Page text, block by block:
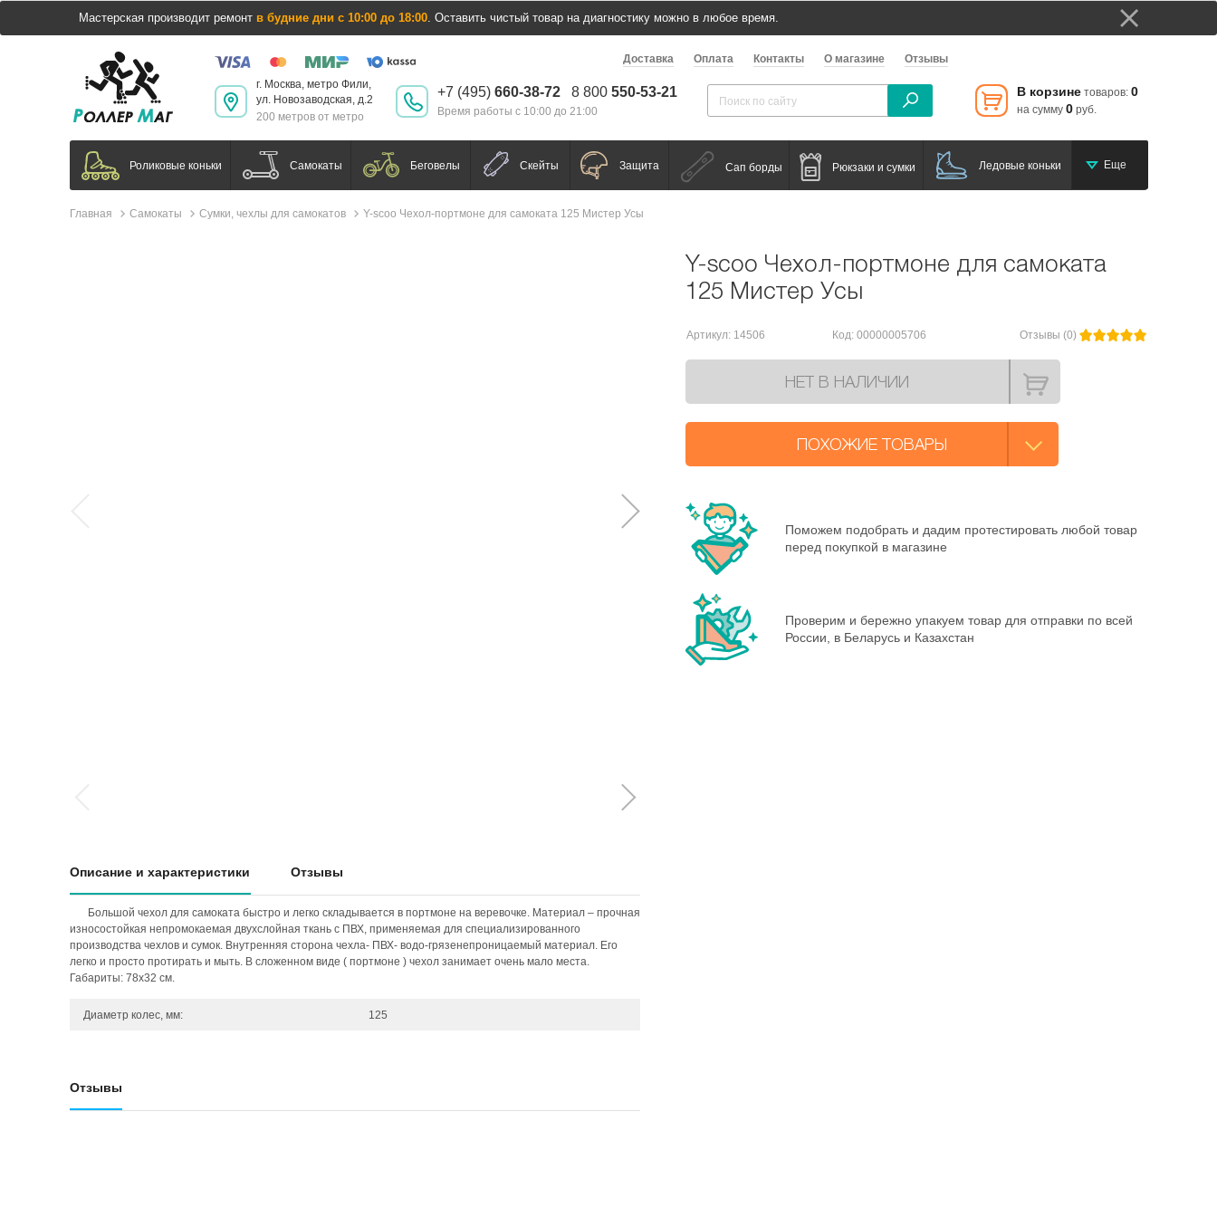
Мастерская производит ремонт в будние дни с 10:00 до 18:00. Оставить чистый товар на диагностику можно в любое время.
Доставка Оплата Контакты О магазине Отзывы
В корзине товаров: 0
на сумму 0 руб.
г. Москва, метро Фили,
ул. Новозаводская, д.2
200 метров от метро
+7 (495) 660-38-72 8 800 550-53-21
Время работы с 10:00 до 21:00
Роликовые коньки Самокаты Беговелы Скейты Защита Сап борды Рюкзаки и сумки Ледовые коньки Еще
Главная Самокаты Сумки, чехлы для самокатов Y-scoo Чехол-портмоне для самоката 125 Мистер Усы
Описание и характеристики Отзывы
Большой чехол для самоката быстро и легко складывается в портмоне на веревочке. Материал – прочная
износостойкая непромокаемая двухслойная ткань с ПВХ, применяемая для специализированного
производства чехлов и сумок. Внутренняя сторона чехла- ПВХ- водо-грязенепроницаемый материал. Его
легко и просто протирать и мыть. В сложенном виде ( портмоне ) чехол занимает очень мало места.
Габариты: 78х32 см.
Диаметр колес, мм: 125
Отзывы
Y-scoo Чехол-портмоне для самоката
125 Мистер Усы
Артикул: 14506 Код: 00000005706 Отзывы (0)
НЕТ В НАЛИЧИИ
ПОХОЖИЕ ТОВАРЫ
Поможем подобрать и дадим протестировать любой товар
перед покупкой в магазине
Проверим и бережно упакуем товар для отправки по всей
России, в Беларусь и Казахстан